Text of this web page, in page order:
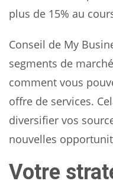
plus de 15% au
Conseil de My
segments de
comment vous
offre de services.
diversifier vos
nouvelles
Votre